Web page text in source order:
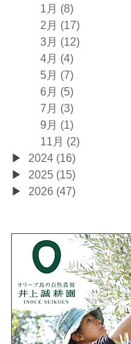
1月 (8)
2月 (17)
3月 (12)
4月 (4)
5月 (7)
6月 (5)
7月 (3)
9月 (1)
11月 (2)
2024 (16)
2025 (15)
2026 (47)